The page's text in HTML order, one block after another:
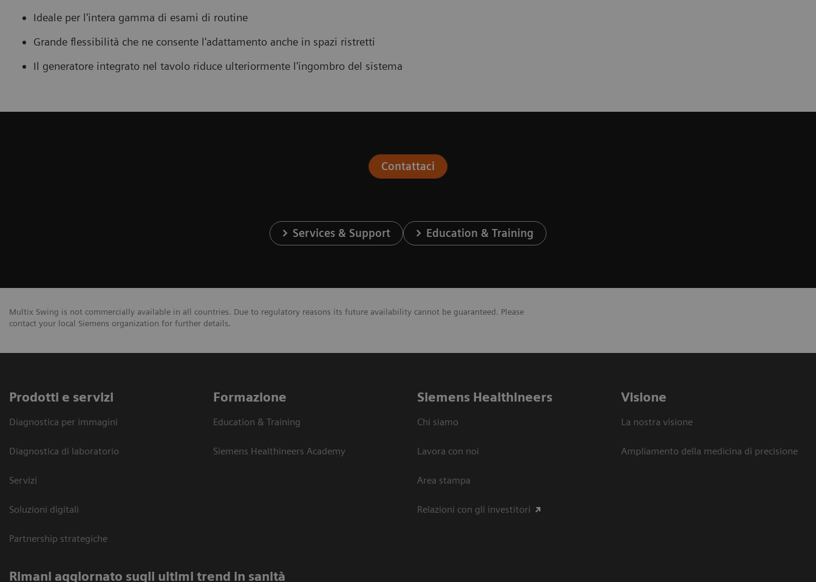
Ideale per l'intera gamma di esami di routine
Grande flessibilità che ne consente l'adattamento anche in spazi ristretti
Il generatore integrato nel tavolo riduce ulteriormente l'ingombro del sistema
Contattaci
Services & Support Education & Training
Multix Swing is not commercially available in all countries. Due to regulatory reasons its future availability cannot be guaranteed. Please
contact your local Siemens organization for further details.
Prodotti e servizi
Diagnostica per immagini
Diagnostica di laboratorio
Servizi
Soluzioni digitali
Partnership strategiche
Formazione
Education & Training
Siemens Healthineers Academy
Siemens Healthineers
Chi siamo
Lavora con noi
Area stampa
Relazioni con gli investitori
Visione
La nostra visione
Ampliamento della medicina di precisione
Rimani aggiornato sugli ultimi trend in sanità